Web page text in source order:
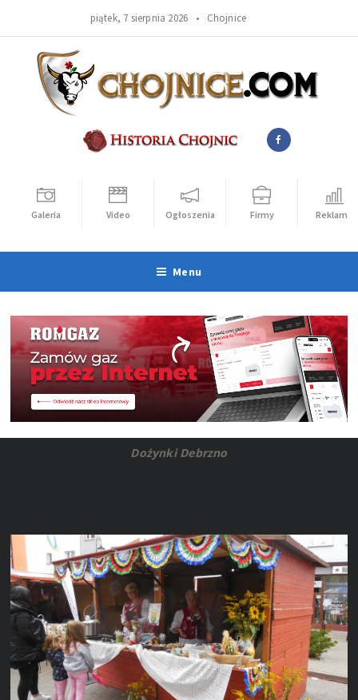
piątek, 7 sierpnia 2026 • Chojnice
Galeria Video Ogłoszenia Firmy Reklama
Menu
Dożynki Debrzno